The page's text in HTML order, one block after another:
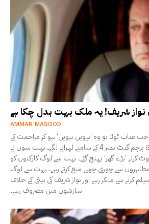
نواز شریف! یہ ملک بہت بدل چکا ہے
AMMAR MASOOD
عتاب ٹوٹا تو وہ ’نیویں نیویں‘ ہو کر مزاحمت کے
دور میں مفاہمت کا پرچم گیٹ نمبر 4 کے سامنے لہرانے لگے۔ بہت سوں نے
کرنے ’بڑے گھر‘ پہنچ گئے۔ بہت سے لوگ کارکنوں کو
سے چوری چھپے منع کرتے رہے۔ بہت سے لوگ
کرنے سے منکر رہے اور نواز شریف کی بیٹی کے خلاف
سازشوں میں مصروف رہے۔